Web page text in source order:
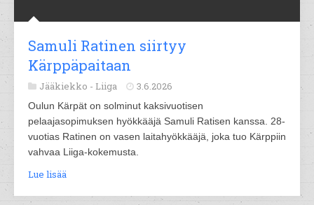
Samuli Ratinen siirtyy
Kärppäpaitaan
Jääkiekko - Liiga 3.6.2026
Oulun Kärpät on solminut kaksivuotisen
pelaajasopimuksen hyökkääjä Samuli Ratisen kanssa. 28-
vuotias Ratinen on vasen laitahyökkääjä, joka tuo Kärppiin
vahvaa Liiga-kokemusta.
Lue lisää